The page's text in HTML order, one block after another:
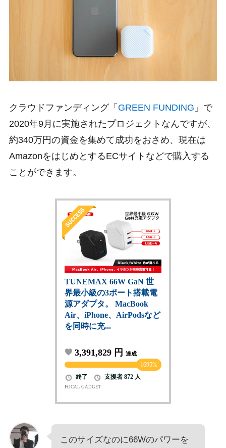
クラウドファンディング「 GREEN FUNDING 」で
2020年9月に実施されたプロジェクトなんですが、
約340万円の資金を集めて成功をおさめ、現在は
AmazonをはじめとするECサイトなどで購入する
ことができます。
このサイズなのに66Wのパワーを